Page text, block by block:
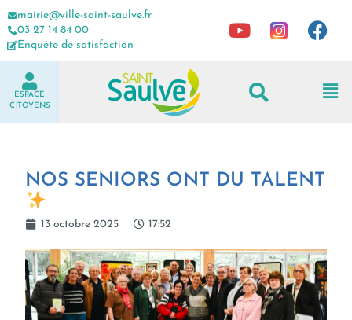
mairie@ville-saint-saulve.fr
03 27 14 84 00
Enquête de satisfaction
ESPACE
CITOYENS
NOS SENIORS ONT DU TALENT
13 octobre 2025 17:52